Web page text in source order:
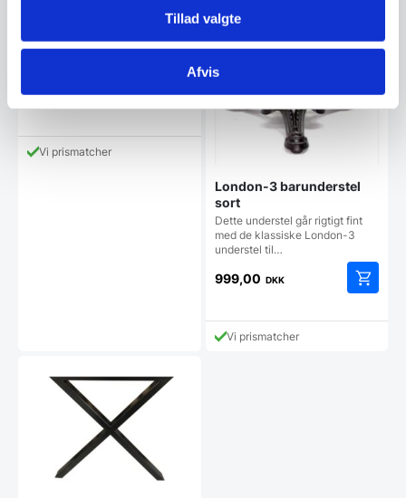
Tillad valgte
Afvis
flot og lidt mere elegant stol end
599,00DKK
Vi prismatcher
London-3 barunderstel
sort
Dette understel går rigtigt fint
med de klassiske London-3
understel til…
999,00 DKK
Vi prismatcher